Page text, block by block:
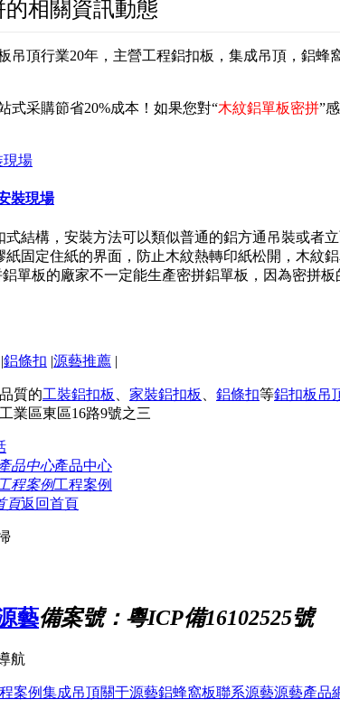
相關資訊動態
吊頂行業20年，主營工程鋁扣板，集成吊頂，鋁
式采購節省20%成本！如果您對“木紋鋁單板密拼”
裝現場
式結構，安裝方法可以類似普通的鋁方通吊裝或
紙固定住紙的界面，防止木紋熱轉印紙松開，木紋
單板的廠家不一定能生產密拼鋁單板，因為密拼板
|鋁條扣 |源藝推薦 |
質的工裝鋁扣板 家裝鋁扣板 鋁條扣等鋁扣板吊
業區東區16路9號之三
產品中心
工程案例
返回首頁
備案號：粵ICP備16102525號
航
案例集成吊頂關于源藝鋁蜂窩板聯系源藝源藝產品